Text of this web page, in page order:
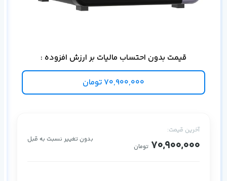
قیمت بدون احتساب مالیات بر ارزش افزوده :
70,900,000 تومان
آخرین قیمت:
70,900,000 تومان
بدون تغییر نسبت به قبل